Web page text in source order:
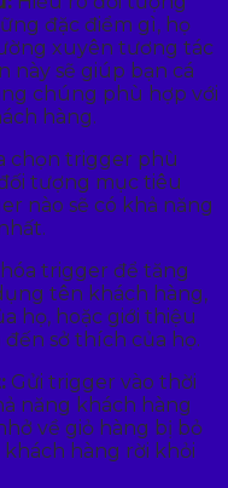
đặc điểm gì, họ
xuyên tương tác
này sẽ giúp bạn cá
chúng phù hợp với
hàng.
chọn trigger phù
tượng mục tiêu
nào sẽ có khả năng
trigger để tăng
tên khách hàng,
họ, hoặc giới thiệu
sở thích của họ.
Gửi trigger vào thời
năng khách hàng
về giỏ hàng bị bỏ
hàng rời khỏi